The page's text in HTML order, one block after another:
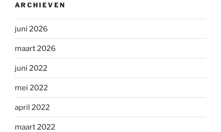
ARCHIEVEN
juni 2026
maart 2026
juni 2022
mei 2022
april 2022
maart 2022